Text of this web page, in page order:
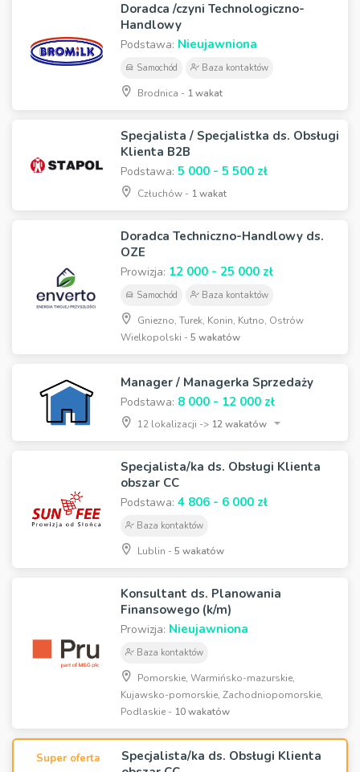
Doradca /czyni Technologiczno-
Handlowy
Podstawa: Nieujawniona
Samochód Baza kontaktów
Brodnica - 1 wakat
Specjalista / Specjalistka ds. Obsługi
Klienta B2B
Podstawa: 5 000 - 5 500 zł
Człuchów - 1 wakat
Doradca Techniczno-Handlowy ds.
OZE
Prowizja: 12 000 - 25 000 zł
Samochód Baza kontaktów
Gniezno, Turek, Konin, Kutno, Ostrów
Wielkopolski -5 wakatów
Manager / Managerka Sprzedaży
Podstawa: 8 000 - 12 000 zł
12 lokalizacji -> 12 wakatów
Specjalista/ka ds. Obsługi Klienta
obszar CC
Podstawa: 4 806 - 6 000 zł
Baza kontaktów
Lublin -5 wakatów
Konsultant ds. Planowania
Finansowego (k/m)
Prowizja: Nieujawniona
Baza kontaktów
Pomorskie, Warmińsko-mazurskie,
Kujawsko-pomorskie, Zachodniopomorskie,
Podlaskie - 10 wakatów
Super oferta
Specjalista/ka ds. Obsługi Klienta